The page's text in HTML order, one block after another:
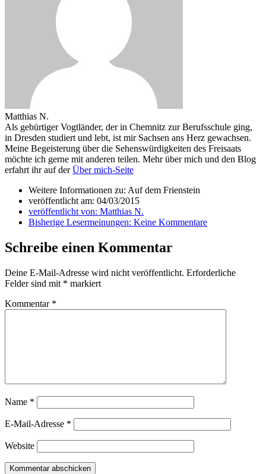
Matthias N.
Als gebürtiger Vogtländer, der in Chemnitz zur Berufsschule ging,
in Dresden studiert und lebt, ist mir Sachsen ans Herz gewachsen.
Meine Begeisterung über die Sehenswürdigkeiten des Freisaats
möchte ich gerne mit anderen teilen. Mehr über mich und den Blog
erfahrt ihr auf derÜber mich-Seite
Weitere Informationen zu: Auf dem Frienstein
veröffentlicht am: 04/03/2015
veröffentlicht von: Matthias N.
Bisherige Lesermeinungen: Keine Kommentare
Schreibe einen Kommentar
Deine E-Mail-Adresse wird nicht veröffentlicht. Erforderliche
Felder sind mit * markiert
Kommentar *
Name *
E-Mail-Adresse *
Website